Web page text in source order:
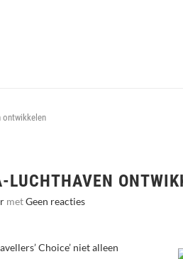
ontwikkelen
metGeen reacties
Choice’ niet alleen